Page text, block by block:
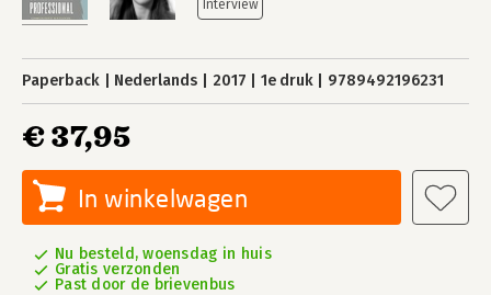
Paperback Nederlands 2017 1e druk 9789492196231
€ 37,95
In winkelwagen
Nu besteld, woensdag in huis
Gratis verzonden
Past door de brievenbus